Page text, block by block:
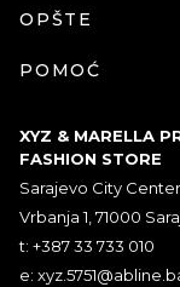
OPŠTE
POMOĆ
XYZ & MARELLA
FASHION STORE
Sarajevo City Center
Vrbanja 1, 71000
t: +387 33 733 010
e: